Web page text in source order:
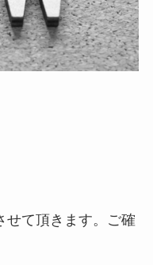
せて頂きます。ご確